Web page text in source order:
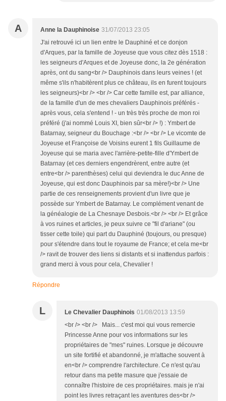
A Anne la Dauphinoise 31/07/2013 23:05
J'ai retrouvé ici un lien entre le Dauphiné et ce donjon
d'Arques, par la famille de Joyeuse que vous citez dès 1518 :
les seigneurs d'Arques et de Joyeuse donc, la 2e génération
après, ont du sang<br /> Dauphinois dans leurs veines ! (et
même s'ils n'habitèrent plus ce château, ils en furent toujours
les seigneurs)<br /> <br /> Car cette famille est, par alliance,
de la famille d'un de mes chevaliers Dauphinois préférés -
après vous, cela s'entend ! - un très très proche de mon roi
préféré (j'ai nommé Louis XI, bien sûr<br /> !) : Ymbert de
Batarnay, seigneur du Bouchage :<br /> <br /> Le vicomte de
Joyeuse et Françoise de Voisins eurent 1 fils Guillaume de
Joyeuse qui se maria avec l'arrière-petite-fille d'Ymbert de
Batarnay (et ces derniers engendrèrent, entre autre (et
entre<br /> parenthèses) celui qui deviendra le duc Anne de
Joyeuse, qui est donc Dauphinois par sa mère!)<br /> Une
partie de ces renseignements provient d'un livre que je
possède sur Ymbert de Batarnay. Le complément venant de
la généalogie de La Chesnaye Desbois.<br /> <br /> Et grâce
à vos ruines et articles, je peux suivre ce "fil d'ariane" (ou
tisser cette toile) qui part du Dauphiné (toujours, ou presque)
pour s'étendre dans tout le royaume de France; et cela me<br
/> ravit de trouver des liens si distants et si inattendus parfois :
grand merci à vous pour cela, Chevalier !
Répondre
L Le Chevalier Dauphinois 01/08/2013 13:59
<br /> <br /> Mais... c'est moi qui vous remercie
Princesse Anne pour vos informations sur les
propriétaires de "mes" ruines. Lorsque je découvre
un site fortifié et abandonné, je m'attache souvent à
en<br /> comprendre l'architecture. Ce n'est qu'au
retour dans ma petite masure que j'essaie de
connaître l'histoire de ces propriétaires. mais je n'ai
point les livres retraçant les aventures des<br />